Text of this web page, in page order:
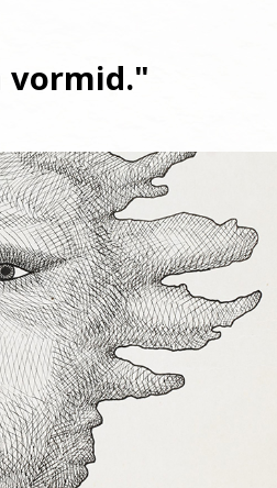
vormid."